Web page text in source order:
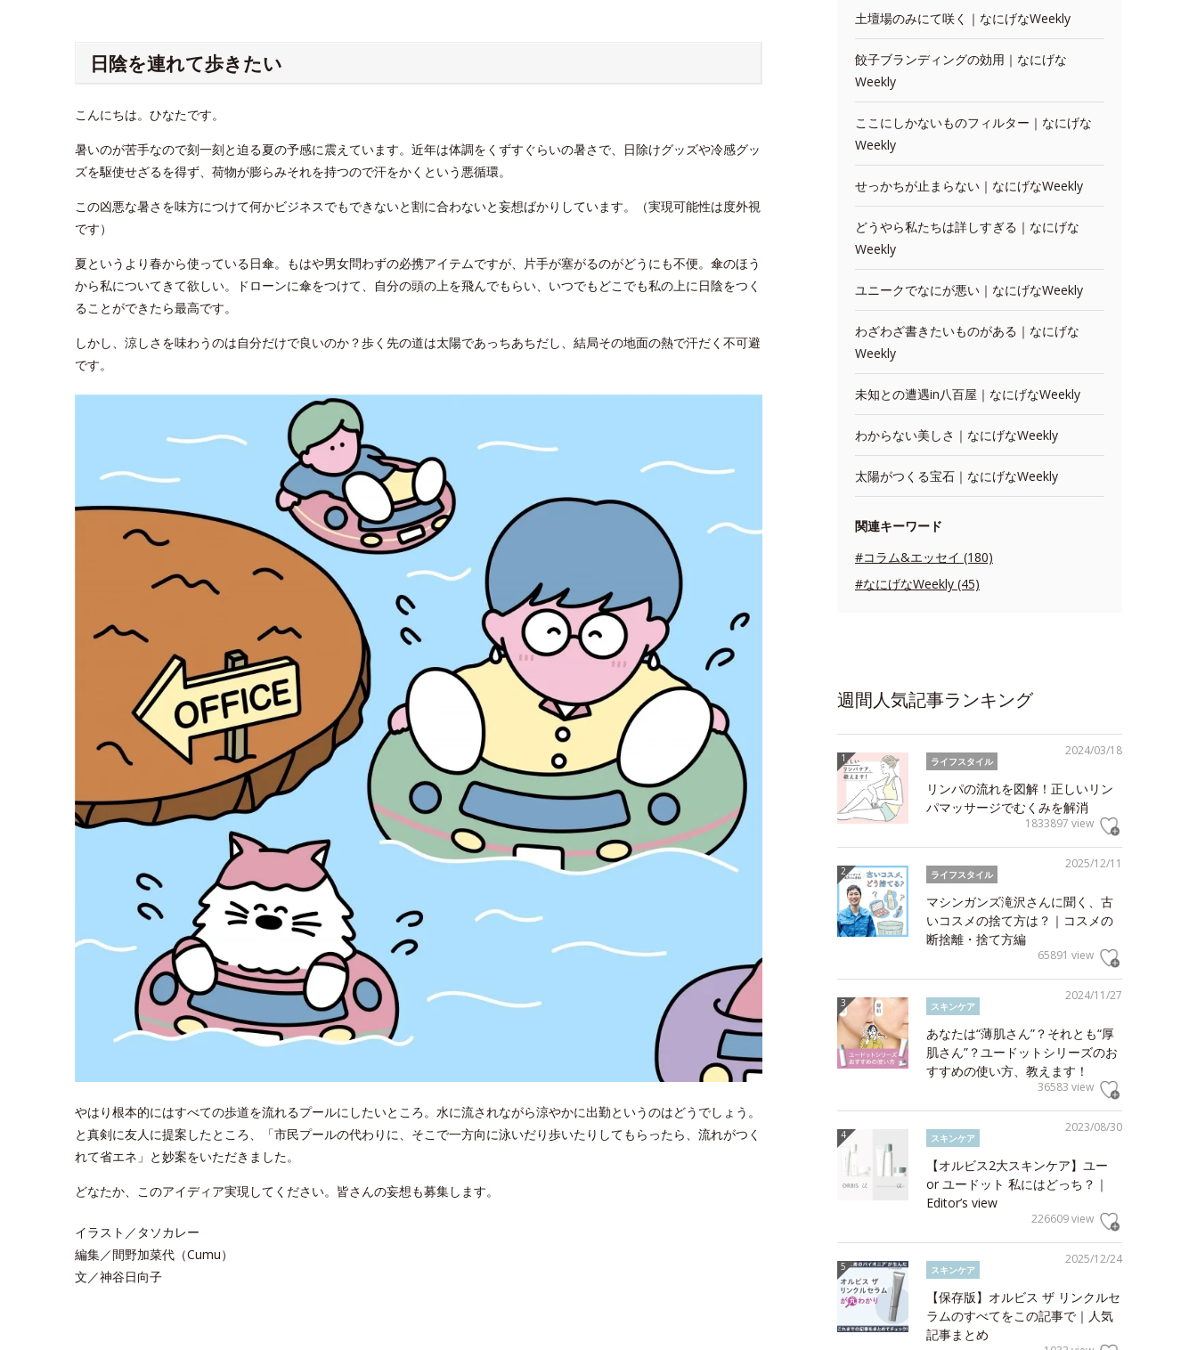
日陰を連れて歩きたい
こんにちは。ひなたです。
暑いのが苦手なので刻一刻と迫る夏の予感に震えています。近年は体調をくずすぐらいの暑さで、日除けグッズや冷感グッ
ズを駆使せざるを得ず、荷物が膨らみそれを持つので汗をかくという悪循環。
この凶悪な暑さを味方につけて何かビジネスでもできないと割に合わないと妄想ばかりしています。（実現可能性は度外視
です）
夏というより春から使っている日傘。もはや男女問わずの必携アイテムですが、片手が塞がるのがどうにも不便。傘のほう
から私についてきて欲しい。ドローンに傘をつけて、自分の頭の上を飛んでもらい、いつでもどこでも私の上に日陰をつく
ることができたら最高です。
しかし、涼しさを味わうのは自分だけで良いのか？歩く先の道は太陽であっちあちだし、結局その地面の熱で汗だく不可避
です。
やはり根本的にはすべての歩道を流れるプールにしたいところ。水に流されながら涼やかに出勤というのはどうでしょう。
と真剣に友人に提案したところ、「市民プールの代わりに、そこで一方向に泳いだり歩いたりしてもらったら、流れがつく
れて省エネ」と妙案をいただきました。
どなたか、このアイディア実現してください。皆さんの妄想も募集します。
イラスト／タソカレー
編集／間野加菜代（Cumu）
文／神谷日向子
土壇場のみにて咲く｜なにげなWeekly
餃子ブランディングの効用｜なにげな
Weekly
ここにしかないものフィルター｜なにげな
Weekly
せっかちが止まらない｜なにげなWeekly
どうやら私たちは詳しすぎる｜なにげな
Weekly
ユニークでなにが悪い｜なにげなWeekly
わざわざ書きたいものがある｜なにげな
Weekly
未知との遭遇in八百屋｜なにげなWeekly
わからない美しさ｜なにげなWeekly
太陽がつくる宝石｜なにげなWeekly
関連キーワード
#コラム&エッセイ (180)
#なにげなWeekly (45)
週間人気記事ランキング
2024/03/18
ライフスタイル
リンパの流れを図解！正しいリン
パマッサージでむくみを解消
1833897 view
2025/12/11
ライフスタイル
マシンガンズ滝沢さんに聞く、古
いコスメの捨て方は？｜コスメの
断捨離・捨て方編
65891 view
2024/11/27
スキンケア
あなたは“薄肌さん”？それとも“厚
肌さん”？ユードットシリーズのお
すすめの使い方、教えます！
36583 view
2023/08/30
スキンケア
【オルビス2大スキンケア】ユー
or ユードット 私にはどっち？｜
Editor’s view
226609 view
2025/12/24
スキンケア
【保存版】オルビス ザ リンクルセ
ラムのすべてをこの記事で｜人気
記事まとめ